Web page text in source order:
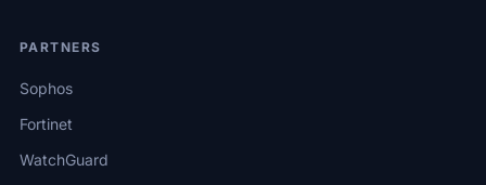
PARTNERS
Sophos
Fortinet
WatchGuard